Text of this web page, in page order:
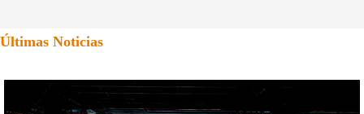
Últimas Noticias